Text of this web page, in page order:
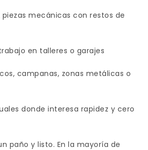
mecánicas con restos de
en talleres o garajes
campanas, zonas metálicas o
donde interesa rapidez y cero
paño y listo. En la mayoría de